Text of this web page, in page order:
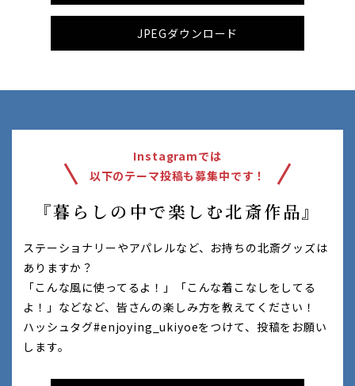
JPEGダウンロード
Instagramでは
以下のテーマ投稿も募集中です！
『暮らしの中で楽しむ北斎作品』
ステーショナリーやアパレルなど、お持ちの北斎グッズは
ありますか？
「こんな風に使ってるよ！」「こんな着こなしをしてる
よ！」などなど、 皆さんの楽しみ方を教えてください！
ハッシュタグ#enjoying_ukiyoeをつけて、投稿をお願い
します。